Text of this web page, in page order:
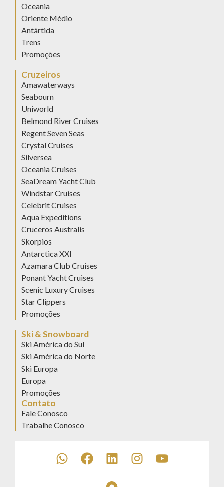
Oceania
Oriente Médio
Antártida
Trens
Promoções
Cruzeiros
Amawaterways
Seabourn
Uniworld
Belmond River Cruises
Regent Seven Seas
Crystal Cruises
Silversea
Oceania Cruises
SeaDream Yacht Club
Windstar Cruises
Celebrit Cruises
Aqua Expeditions
Cruceros Australis
Skorpios
Antarctica XXI
Azamara Club Cruises
Ponant Yacht Cruises
Scenic Luxury Cruises
Star Clippers
Promoções
Ski & Snowboard
Ski América do Sul
Ski América do Norte
Ski Europa
Europa
Promoções
Contato
Fale Conosco
Trabalhe Conosco